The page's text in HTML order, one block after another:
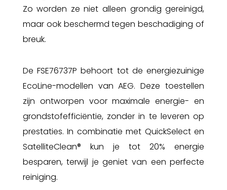
Zo worden ze niet alleen grondig gereinigd,
maar ook beschermd tegen beschadiging of
breuk.
De FSE76737P behoort tot de energiezuinige
EcoLine-modellen van AEG. Deze toestellen
zijn ontworpen voor maximale energie- en
grondstofefficiëntie, zonder in te leveren op
prestaties. In combinatie met QuickSelect en
SatelliteClean® kun je tot 20% energie
besparen, terwijl je geniet van een perfecte
reiniging.